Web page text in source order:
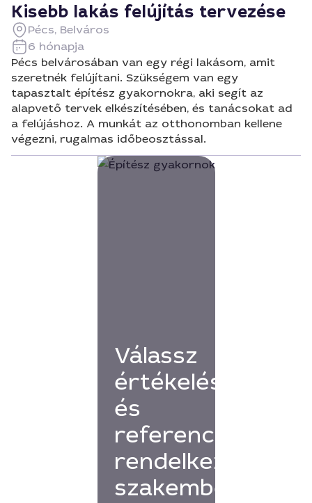
Kisebb lakás felújítás tervezése
Pécs, Belváros
6 hónapja
Pécs belvárosában van egy régi lakásom, amit
szeretnék felújítani. Szükségem van egy
tapasztalt építész gyakornokra, aki segít az
alapvető tervek elkészítésében, és tanácsokat ad
a felújáshoz. A munkát az otthonomban kellene
végezni, rugalmas időbeosztással.
Válassz
értékelésekkel
és
referenciákkal
rendelkező
szakembert!